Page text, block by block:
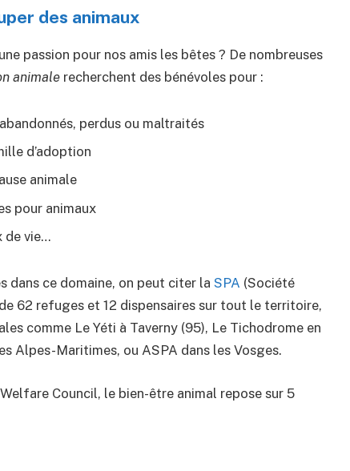
des animaux
passion pour nos amis les bêtes ? De nombreuses
animale recherchent des bénévoles pour :
perdus ou maltraités
d’adoption
animale
pour animaux
de vie…
dans ce domaine, on peut citer la SPA (Société
62 refuges et 12 dispensaires sur tout le territoire,
comme Le Yéti à Taverny (95), Le Tichodrome en
Alpes-Maritimes, ou ASPA dans les Vosges.
Council, le bien-être animal repose sur 5